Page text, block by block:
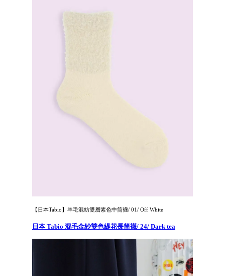
【日本Tabio】羊毛混紡雙層素色中筒襪/ 01/ Off White
日本 Tabio 混毛金紗雙色緹花長筒襪/ 24/ Dark tea